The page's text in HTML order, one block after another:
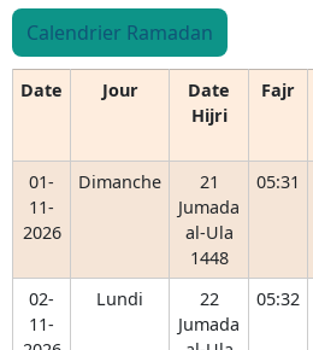
Calendrier Ramadan
Date Jour
Date
Hijri
Fajr
01-
11-
2026
Dimanche
21
Jumada
al-Ula
1448
05:31
02-
11-
Lundi
22
Jumada
05:32